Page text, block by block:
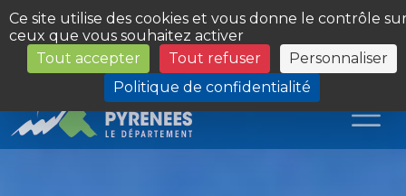
Panneau de gestion des cookies
Ce site utilise des cookies et vous donne le contrôle
ceux que vous souhaitez activer
Tout accepter
Tout refuser
Personnaliser
Politique de confidentialité
Les Sites du Département